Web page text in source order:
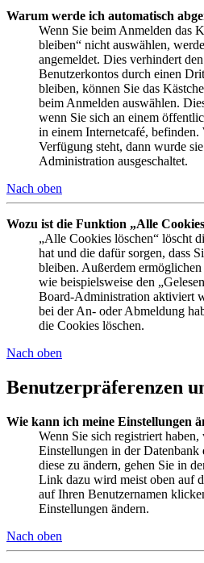
Warum werde ich automatisch
Wenn Sie beim Anmelden das
bleiben“ nicht auswählen,
angemeldet. Dies verhindert
Benutzerkontos durch einen
bleiben, können Sie das
beim Anmelden auswählen.
wenn Sie sich an einem
in einem Internetcafé,
Verfügung steht, dann wurde
Administration ausgeschaltet.
Nach oben
Wozu ist die Funktion „Alle
„Alle Cookies löschen“ löscht
hat und die dafür sorgen, dass
bleiben. Außerdem
wie beispielsweise den
Board-Administration aktiviert
bei der An- oder Abmeldung
die Cookies löschen.
Nach oben
Benutzerpräferenzen
Wie kann ich meine Einstellungen
Wenn Sie sich registriert
Einstellungen in der Datenbank
diese zu ändern, gehen Sie in
Link dazu wird meist oben auf
auf Ihren Benutzernamen
Einstellungen ändern.
Nach oben